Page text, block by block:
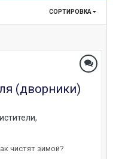
СОРТИРОВКА
(дворники)
чистят зимой?